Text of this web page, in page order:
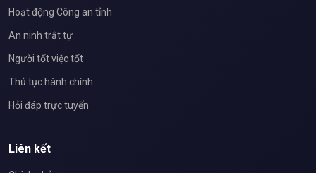
Hoạt động Công an tỉnh
An ninh trật tự
Người tốt việc tốt
Thủ tục hành chính
Hỏi đáp trực tuyến
Liên kết